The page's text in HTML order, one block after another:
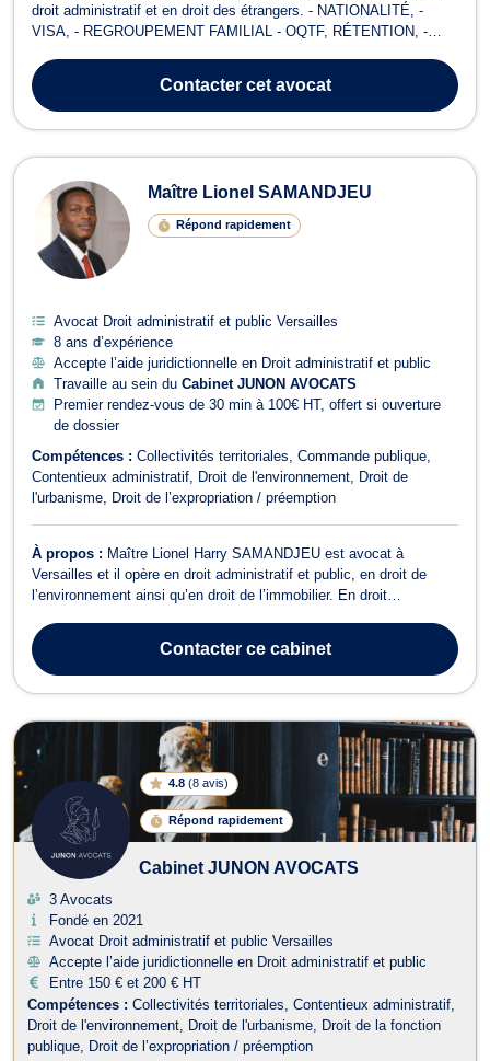
droit administratif et en droit des étrangers. - NATIONALITÉ, -
VISA, - REGROUPEMENT FAMILIAL - OQTF, RÉTENTION, -
Contactercet avocat
Maître Lionel SAMANDJEU
Répond rapidement
Avocat Droit administratif et public Versailles
8 ans d’expérience
Accepte l’aide juridictionnelle en Droit administratif et public
Travaille au sein du Cabinet JUNON AVOCATS
Premier rendez-vous de 30 min à 100€ HT, offert si ouverture
de dossier
Compétences : Collectivités territoriales Commande publique
Contentieux administratif
Droit de l'environnement
Droit de
l'urbanisme
Droit de l’expropriation / préemption
À propos : Maître Lionel Harry SAMANDJEU est avocat à
Versailles et il opère en droit administratif et public, en droit de
l’environnement ainsi qu’en droit de l’immobilier. En droit
intervenir en cas de litige avec une autorité administrative. Il
représente alors son client ...
Contacterce cabinet
4.8 (8 avis)
Répond rapidement
Cabinet JUNON AVOCATS
3 Avocats
Fondé en 2021
Avocat Droit administratif et public Versailles
Accepte l’aide juridictionnelle en Droit administratif et public
Entre 150 € et 200 € HT
Compétences : Collectivités territoriales Contentieux administratif
Droit de l'environnement
Droit de l'urbanisme
Droit de la fonction
publique
Droit de l’expropriation / préemption